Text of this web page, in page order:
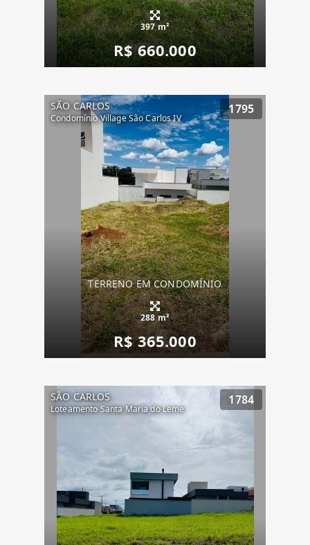
397 m²
R$ 660.000
SÃO CARLOS
Condomínio Village São Carlos IV
1795
TERRENO EM CONDOMÍNIO
288 m²
R$ 365.000
SÃO CARLOS
Loteamento Santa Maria do Leme
1784